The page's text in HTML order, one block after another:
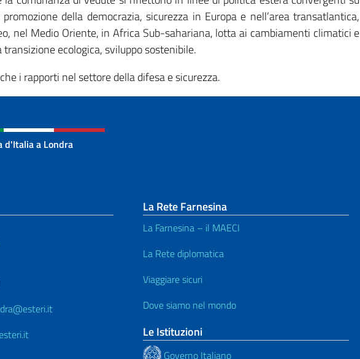
della democrazia, sicurezza in Europa e nell’area transatlantica,
nel Medio Oriente, in Africa Sub-sahariana, lotta ai cambiamenti climatici e
ecologica, sviluppo sostenibile.
i rapporti nel settore della difesa e sicurezza.
d'Italia a Londra
La Rete Farnesina
La Farnesina – il MAECI
La Rete diplomatica
Viaggiare sicuri
Dove siamo nel mondo
Le Istituzioni
Governo Italiano